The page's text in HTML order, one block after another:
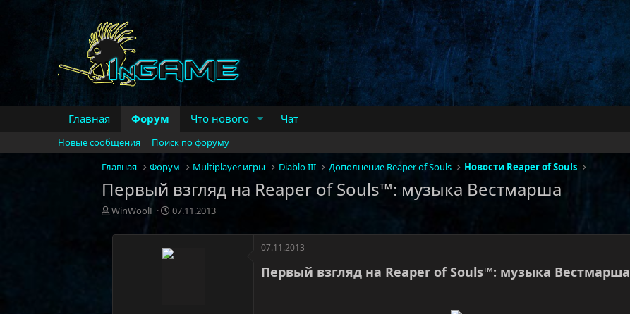
Главная Форум Что нового Чат
Новые сообщения
Поиск по форуму
Главная
Форум Multiplayer игры Diablo III Дополнение Reaper of Souls Новости Reaper of Souls
Первый взгляд на Reaper of Souls™: музыка Вестмарша
А
т
WinWoolF
Д
т
а
н
07.11.2013
07.11.2013
Первый взгляд на Reaper of Souls™: музыка Вестмарша